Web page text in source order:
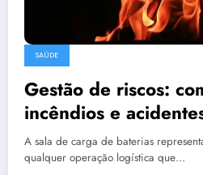
SAÚDE
Gestão de riscos:
incêndios e
sala de carga
A sala de carga de baterias
qualquer operação logística que…